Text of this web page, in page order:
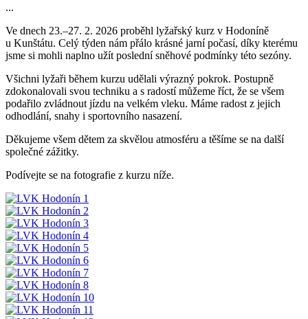
...
Ve dnech 23.–27. 2. 2026 proběhl lyžařský kurz v Hodoníně
u Kunštátu. Celý týden nám přálo krásné jarní počasí, díky kterému
jsme si mohli naplno užít poslední sněhové podmínky této sezóny.
Všichni lyžaři během kurzu udělali výrazný pokrok. Postupně
zdokonalovali svou techniku a s radostí můžeme říct, že se všem
podařilo zvládnout jízdu na velkém vleku. Máme radost z jejich
odhodlání, snahy i sportovního nasazení.
Děkujeme všem dětem za skvělou atmosféru a těšíme se na další
společné zážitky.
Podívejte se na fotografie z kurzu níže.